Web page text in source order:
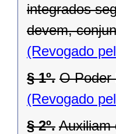
integrados
devem,
(Revogado
§ 1º. O Poder
(Revogado
§ 2º. Auxiliam